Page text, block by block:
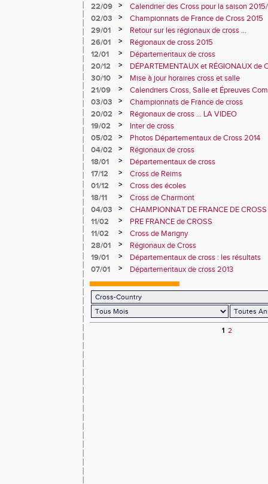
22/09
>
Calendrier des Cross pour la saison
02/03
>
Championnats de France de Cross 2015
29/01
>
Retour sur les régionaux de cross ...
26/01
>
Régionaux de cross 2015
12/01
>
Départementaux de cross
20/12
>
DÉPARTEMENTAUX et RÉGIONAUX de
30/10
>
Mise à jour horaires cross et salle
21/09
>
Calendriers Cross, Salle et Épreuves
03/03
>
Championnats de France de cross
20/02
>
Régionaux de cross ... LA VIDEO
19/02
>
Inter de cross
05/02
>
Photos Départementaux de Cross 2014
04/02
>
Régionaux de cross
18/01
>
Départementaux de cross
17/12
>
Cross de Reims
01/12
>
Cross des écoles
18/11
>
Cross de Charmont
04/03
>
CHAMPIONNAT DE FRANCE DE CROSS
11/02
>
PRE FRANCE de CROSS
11/02
>
Cross de Marigny
28/01
>
Régionaux de Cross
19/01
>
Départementaux de cross : les résultats
07/01
> Départementaux de cross 2013
1 2